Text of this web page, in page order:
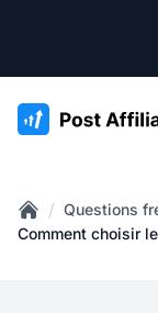
:site.title
Home
/ Questions
Comment choisir